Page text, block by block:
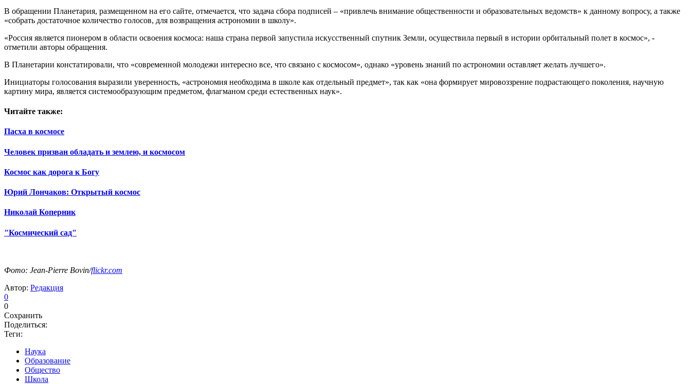
В обращении Планетария, размещенном на его сайте, отмечается, что задача сбора подписей – «привлечь внимание общественности и образовательных ведомств» к данному вопросу, а также
«собрать достаточное количество голосов, для возвращения астрономии в школу».
«Россия является пионером в области освоения космоса: наша страна первой запустила искусственный спутник Земли, осуществила первый в истории орбитальный полет в космос», -
отметили авторы обращения.
В Планетарии констатировали, что «современной молодежи интересно все, что связано с космосом», однако «уровень знаний по астрономии оставляет желать лучшего».
Инициаторы голосования выразили уверенность, «астрономия необходима в школе как отдельный предмет», так как «она формирует мировоззрение подрастающего поколения, научную
картину мира, является системообразующим предметом, флагманом среди естественных наук».
Читайте также:
Пасха в космосе
Человек призван обладать и землею, и космосом
Космос как дорога к Богу
Юрий Лончаков: Открытый космос
Николай Коперник
"Космический сад"
Фото: Jean-Pierre Bovin/flickr.com
Автор: Редакция
0
0
Сохранить
Поделиться:
Теги:
Наука
Образование
Общество
Школа